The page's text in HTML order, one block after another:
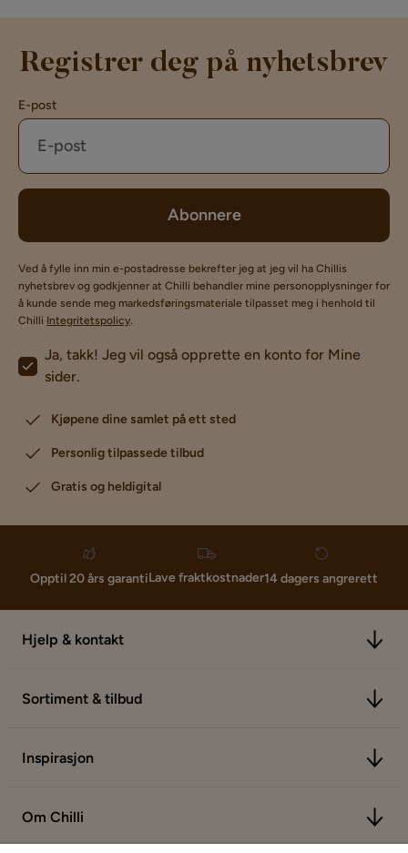
Registrer deg på nyhetsbrev
E-post
Abonnere
Ved å fylle inn min e-postadresse bekrefter jeg at jeg vil ha Chillis
nyhetsbrev og godkjenner at Chilli behandler mine personopplysninger for
å kunde sende meg markedsføringsmateriale tilpasset meg i henhold til
Chilli Integritetspolicy.
Ja, takk! Jeg vil også opprette en konto for Mine
sider.
Kjøpene dine samlet på ett sted
Personlig tilpassede tilbud
Gratis og heldigital
Opptil 20 års garantiLave fraktkostnader14 dagers angrerett
Hjelp & kontakt
Sortiment & tilbud
Inspirasjon
Om Chilli